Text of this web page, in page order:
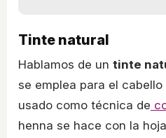
Tinte natural
Hablamos de un tinte
se emplea para el
usado como técnica de
henna se hace con la